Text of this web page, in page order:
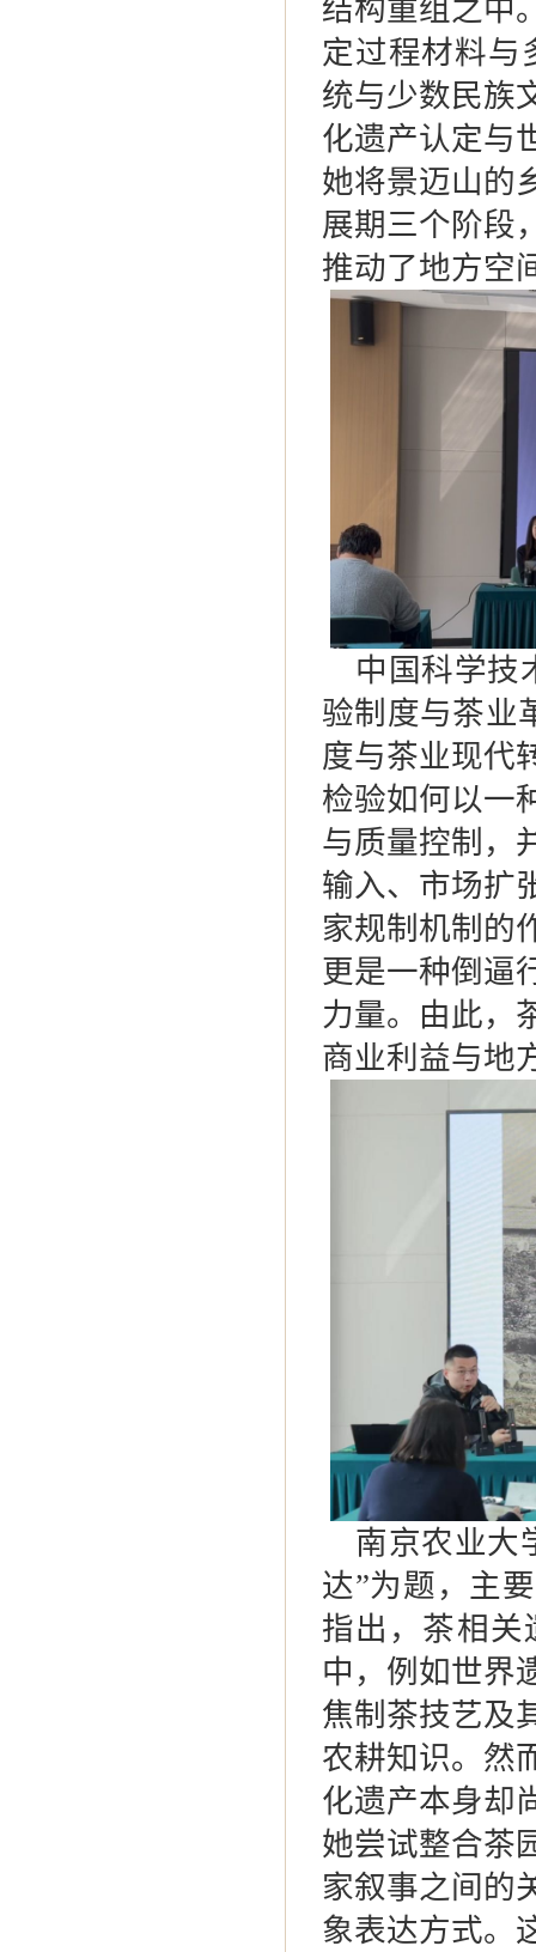
结构重组之中
定过程材料与
统与少数民族
化遗产认定与
她将景迈山的
展期三个阶段
推动了地方空
中国科学技
验制度与茶业
度与茶业现代
检验如何以一
与质量控制，
输入、市场扩
家规制机制的
更是一种倒逼
力量。由此，
商业利益与地
南京农业大
达”为题，主
指出，茶相关
中，例如世界
焦制茶技艺及
农耕知识。然
化遗产本身却
她尝试整合茶
家叙事之间的
象表达方式。